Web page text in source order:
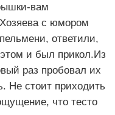
вам
с юмором
ответили,
и был прикол.Из
раз пробовал их
Не стоит приходить
что тесто